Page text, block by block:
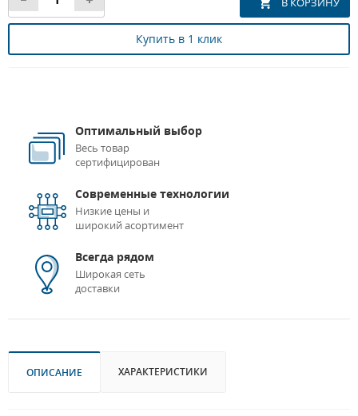
Купить в 1 клик
Оптимальный выбор
Весь товар
сертифицирован
Современные технологии
Низкие цены и
широкий асортимент
Всегда рядом
Широкая сеть
доставки
ОПИСАНИЕ ХАРАКТЕРИСТИКИ